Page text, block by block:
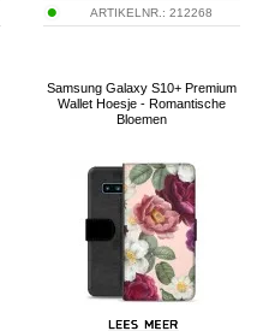
ARTIKELNR.: 212268
Samsung Galaxy S10+ Premium
Wallet Hoesje - Romantische
Bloemen